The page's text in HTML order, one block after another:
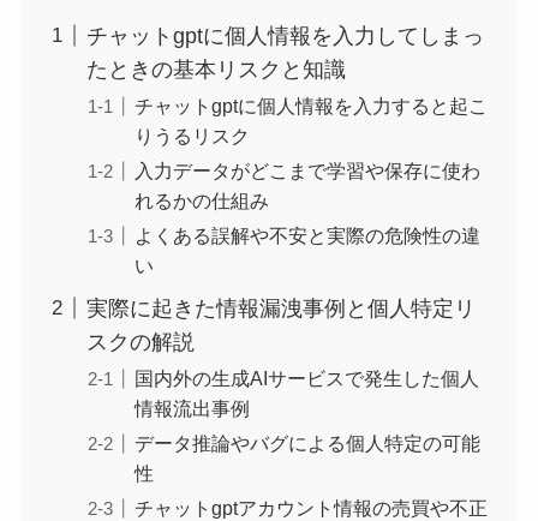
チャットgptに個人情報を入力してしまっ
たときの基本リスクと知識
チャットgptに個人情報を入力すると起こ
りうるリスク
入力データがどこまで学習や保存に使わ
れるかの仕組み
よくある誤解や不安と実際の危険性の違
い
実際に起きた情報漏洩事例と個人特定リ
スクの解説
国内外の生成AIサービスで発生した個人
情報流出事例
データ推論やバグによる個人特定の可能
性
チャットgptアカウント情報の売買や不正